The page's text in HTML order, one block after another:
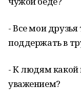
- Все мои
поддержать в
- К людям какой
уважением?